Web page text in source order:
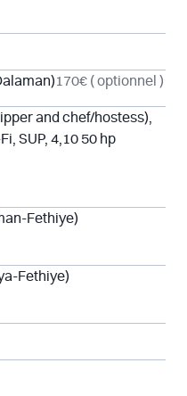
170€ ( optionnel )
and chef/hostess),
SUP, 4,10 50 hp
Fethiye)
Fethiye)